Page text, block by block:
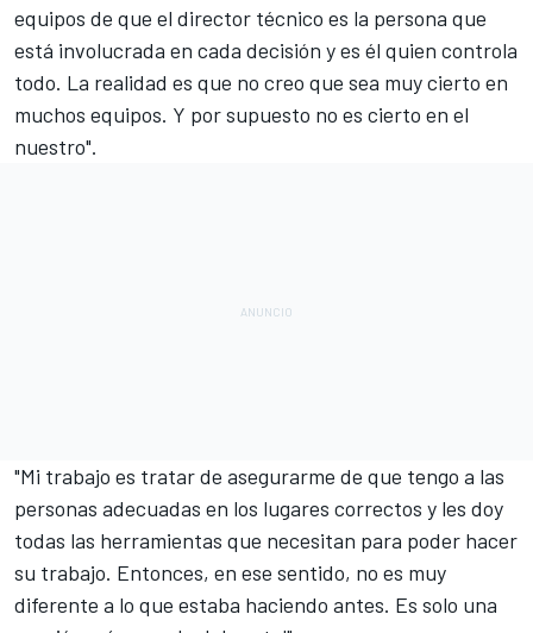
equipos de que el director técnico es la persona que
está involucrada en cada decisión y es él quien controla
todo. La realidad es que no creo que sea muy cierto en
muchos equipos. Y por supuesto no es cierto en el
nuestro".
"Mi trabajo es tratar de asegurarme de que tengo a las
personas adecuadas en los lugares correctos y les doy
todas las herramientas que necesitan para poder hacer
su trabajo. Entonces, en ese sentido, no es muy
diferente a lo que estaba haciendo antes. Es solo una